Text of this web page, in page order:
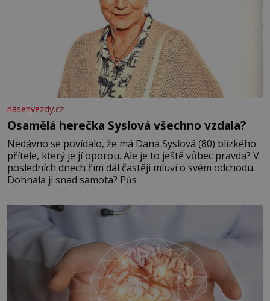
nasehvezdy.cz
Osamělá herečka Syslová všechno vzdala?
Nedávno se povídalo, že má Dana Syslová (80) blízkého
přítele, který je jí oporou. Ale je to ještě vůbec pravda? V
posledních dnech čím dál častěji mluví o svém odchodu.
Dohnala ji snad samota? Půs